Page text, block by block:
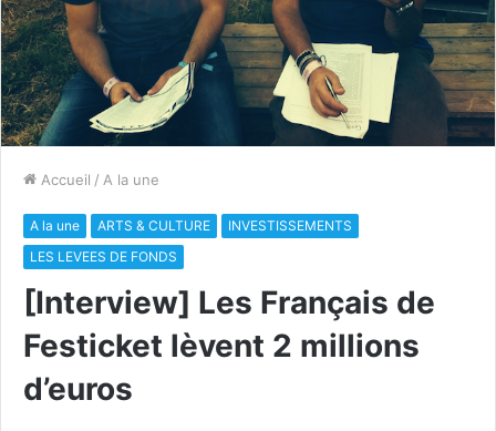
Accueil / A la une
A la une ARTS & CULTURE
INVESTISSEMENTS
LES LEVEES DE FONDS
[Interview] Les Français de
Festicket lèvent 2 millions
d’euros